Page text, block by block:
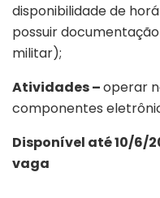
disponibilidade de
possuir
militar);
Atividades –operar
componentes
Disponível até 10/6/
vaga